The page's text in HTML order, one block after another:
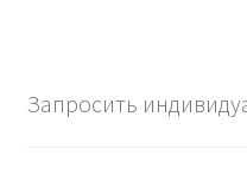
Запросить